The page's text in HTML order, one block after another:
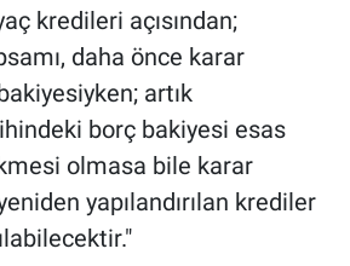
kredileri açısından;
daha önce karar
artık
borç bakiyesi esas
olmasa bile karar
yapılandırılan krediler